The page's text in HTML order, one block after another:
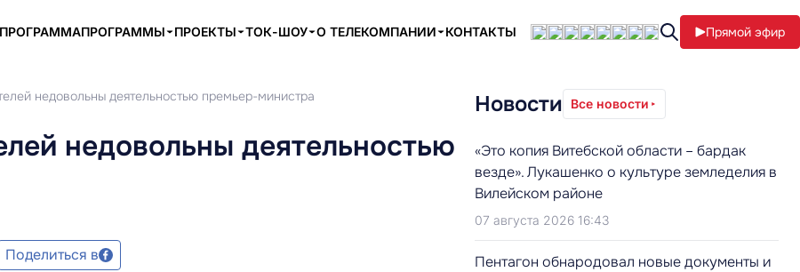
ПРОГРАММЫ ПРОЕКТЫ ТОК-ШОУ О ТЕЛЕКОМПАНИИ КОНТАКТЫ Прямой эфир
недовольны деятельностью премьер-министра
недовольны деятельностью
Поделиться в
Новости Все новости
«Это копия Витебской области – бардак
везде». Лукашенко о культуре земледелия в
Вилейском районе
07 августа 2026 16:43
Пентагон обнародовал новые документы и